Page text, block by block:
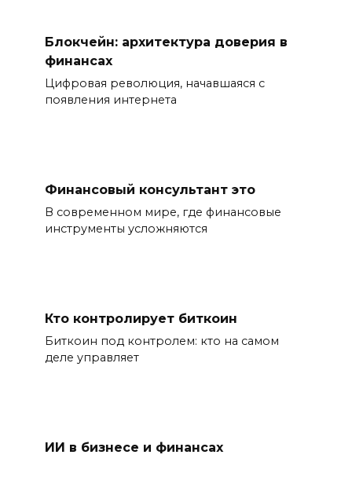
Блокчейн: архитектура доверия в
финансах
Цифровая революция, начавшаяся с
появления интернета
Финансовый консультант это
В современном мире, где финансовые
инструменты усложняются
Кто контролирует биткоин
Биткоин под контролем: кто на самом
деле управляет
ИИ в бизнесе и финансах